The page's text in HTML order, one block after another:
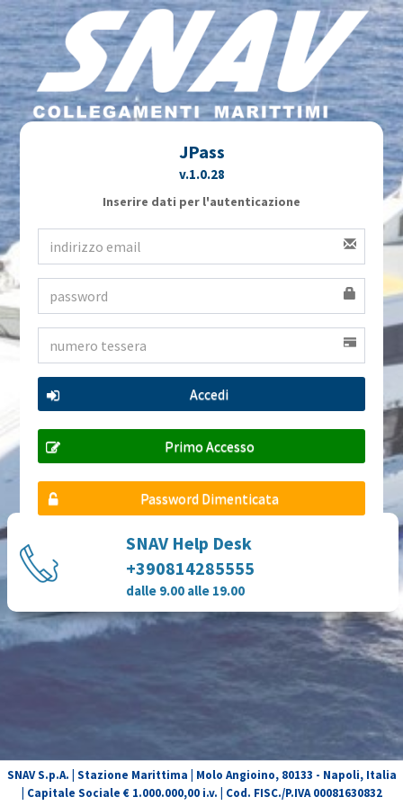
SNAV Help Desk
+390814285555
dalle 9.00 alle 19.00
JPass
v.1.0.28
Inserire dati per l'autenticazione
Accedi
Primo Accesso
Password Dimenticata
SNAV S.p.A. | Stazione Marittima | Molo Angioino, 80133 - Napoli, Italia
| Capitale Sociale € 1.000.000,00 i.v. | Cod. FISC./P.IVA 00081630832